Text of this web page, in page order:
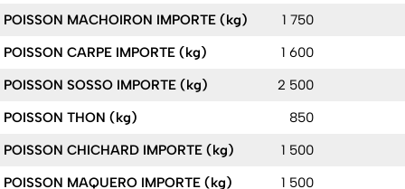
POISSON MACHOIRON IMPORTE (kg)
1 750
POISSON CARPE IMPORTE (kg)
1 600
POISSON SOSSO IMPORTE (kg)
2 500
POISSON THON (kg)
850
POISSON CHICHARD IMPORTE (kg)
1 500
POISSON MAQUERO IMPORTE (kg)
1 500